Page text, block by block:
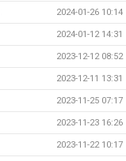
2024-01-26 10:14
2024-01-12 14:31
2023-12-12 08:52
2023-12-11 13:31
2023-11-25 07:17
2023-11-23 16:26
2023-11-22 10:17